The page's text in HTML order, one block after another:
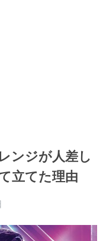
ンジが人差し
立てた理由